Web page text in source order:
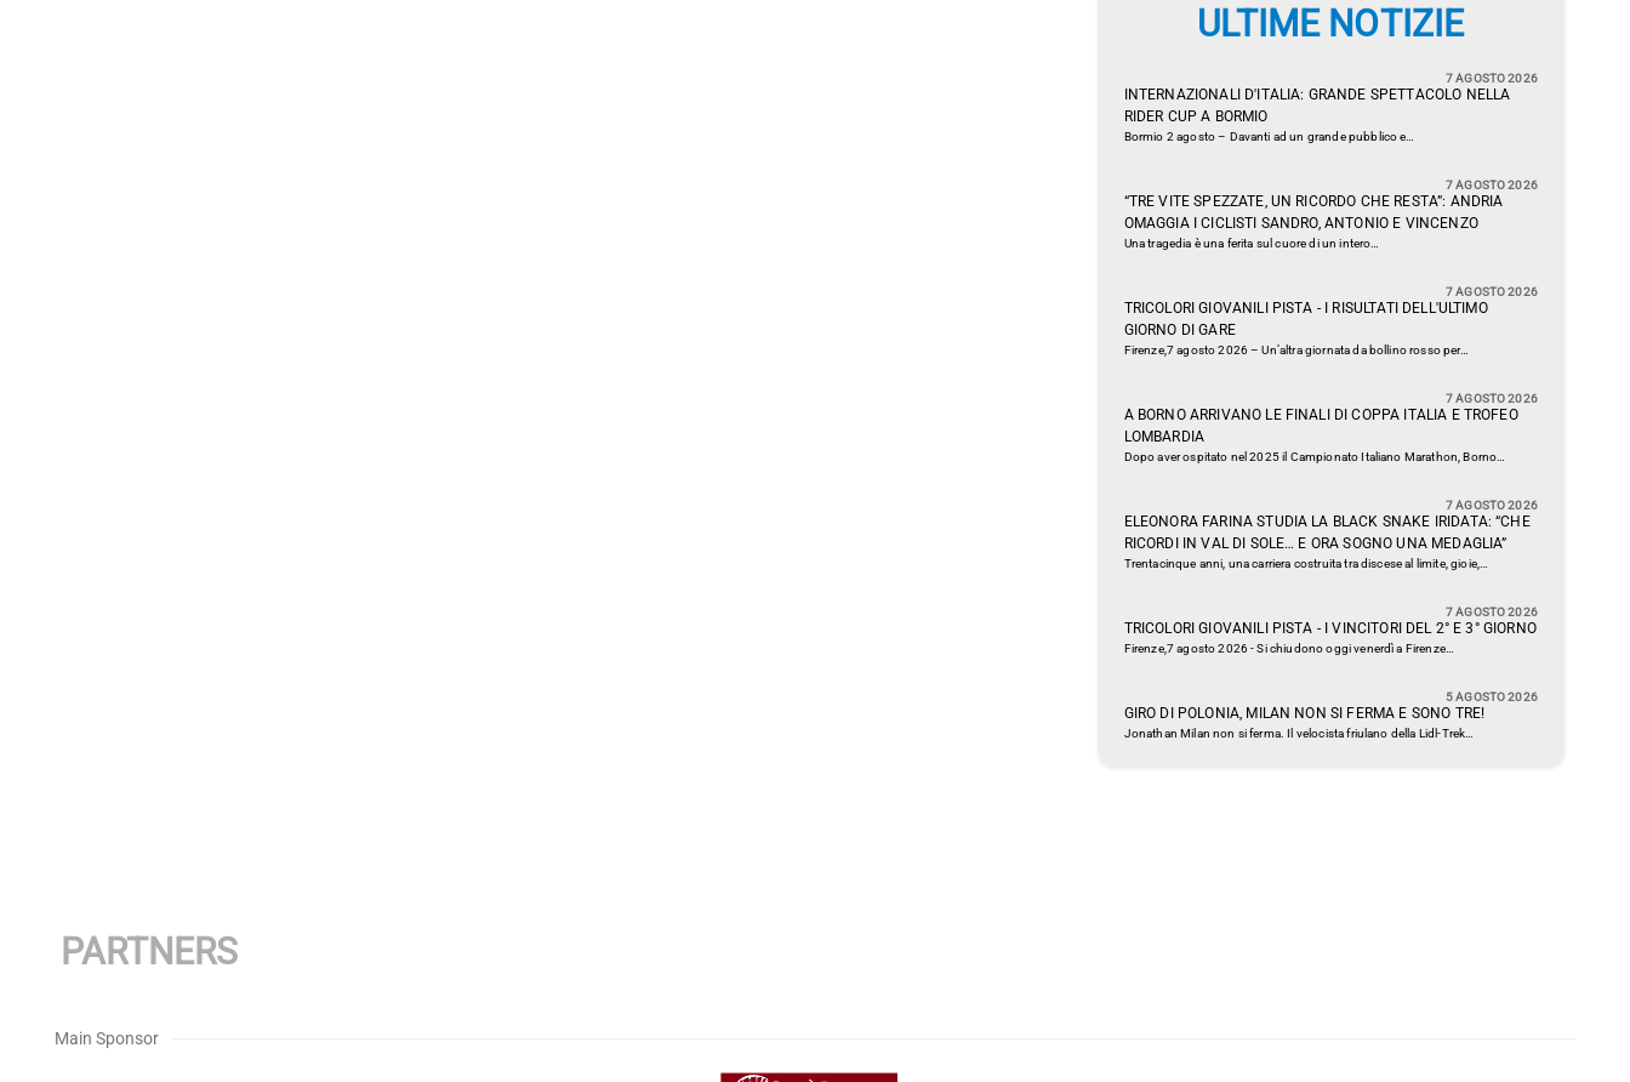
ULTIME NOTIZIE
7 AGOSTO 2026
INTERNAZIONALI D'ITALIA: GRANDE SPETTACOLO NELLA
RIDER CUP A BORMIO
Bormio 2 agosto – Davanti ad un grande pubblico e…
7 AGOSTO 2026
“TRE VITE SPEZZATE, UN RICORDO CHE RESTA”: ANDRIA
OMAGGIA I CICLISTI SANDRO, ANTONIO E VINCENZO
Una tragedia è una ferita sul cuore di un intero…
7 AGOSTO 2026
TRICOLORI GIOVANILI PISTA - I RISULTATI DELL'ULTIMO
GIORNO DI GARE
Firenze,7 agosto 2026 – Un’altra giornata da bollino rosso per…
7 AGOSTO 2026
A BORNO ARRIVANO LE FINALI DI COPPA ITALIA E TROFEO
LOMBARDIA
Dopo aver ospitato nel 2025 il Campionato Italiano Marathon, Borno…
7 AGOSTO 2026
ELEONORA FARINA STUDIA LA BLACK SNAKE IRIDATA: “CHE
RICORDI IN VAL DI SOLE… E ORA SOGNO UNA MEDAGLIA”
Trentacinque anni, una carriera costruita tra discese al limite, gioie,…
7 AGOSTO 2026
TRICOLORI GIOVANILI PISTA - I VINCITORI DEL 2° E 3° GIORNO
Firenze,7 agosto 2026 - Si chiudono oggi venerdì a Firenze…
5 AGOSTO 2026
GIRO DI POLONIA, MILAN NON SI FERMA E SONO TRE!
Jonathan Milan non si ferma. Il velocista friulano della Lidl-Trek…
PARTNERS
Main Sponsor